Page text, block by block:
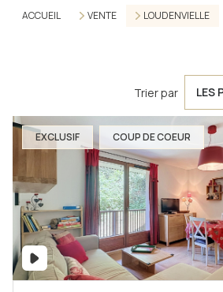
ACCUEIL VENTE LOUDENVIELLE
Trier par LES
EXCLUSIF COUP DE COEUR